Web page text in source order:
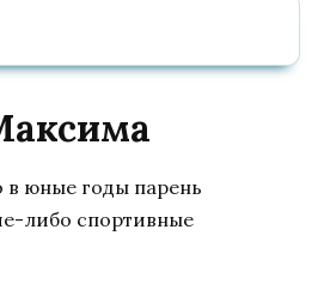
юные годы парень
либо спортивные